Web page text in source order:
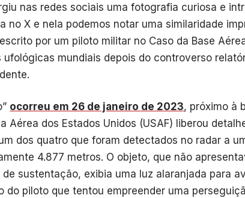
nas redes sociais uma fotografia curiosa e
no X e nela podemos notar uma similaridade
por um piloto militar no Caso da Base
ufológicas mundiais depois do controverso
ocorreu em 26 de janeiro de 2023, próximo à
Aérea dos Estados Unidos (USAF) liberou
dos quatro que foram detectados no radar a
4.877 metros. O objeto, que não
sustentação, exibia uma luz alaranjada para
do piloto que tentou empreender uma